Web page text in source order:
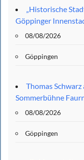
„Historische
Göppinger
08/08/2026
Göppingen
Thomas Schwarz
Sommerbühne
08/08/2026
Göppingen